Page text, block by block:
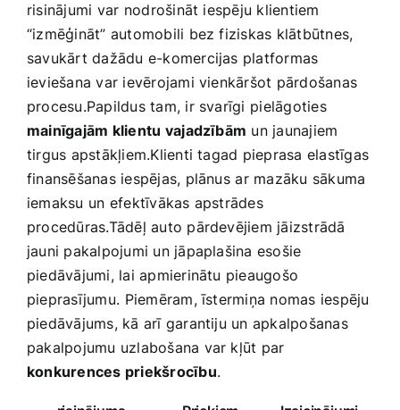
risinājumi var⁣ nodrošināt iespēju klientiem
“izmēģināt” automobili bez fiziskas​ klātbūtnes,⁤
savukārt dažādu e-komercijas platformas
ieviešana var ievērojami vienkāršot pārdošanas
procesu.Papildus tam, ir svarīgi⁣ pielāgoties
mainīgajām klientu ⁤vajadzībām un jaunajiem
tirgus apstākļiem.Klienti tagad pieprasa​ elastīgas
finansēšanas iespējas, ‌plānus ⁣ar mazāku sākuma
iemaksu ⁢un efektīvākas apstrādes
procedūras.Tādēļ auto‌ pārdevējiem jāizstrādā
jauni‍ pakalpojumi un jāpaplašina esošie
piedāvājumi, lai apmierinātu pieaugošo
pieprasījumu.⁢ Piemēram, īstermiņa nomas iespēju
piedāvājums, kā arī garantiju un apkalpošanas
pakalpojumu uzlabošana var kļūt par
konkurences priekšrocību. ​⁣